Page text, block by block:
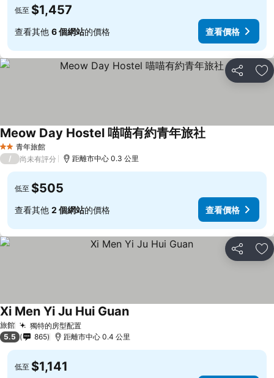
低至 $1,457
查看其他 6 個網站的價格 查看價格
分享 加
2 星級青年旅館
Meow Day Hostel 喵喵有約青年旅社
/ 尚未有評分 距離市中心 0.3 公里
低至 $505
查看其他 2 個網站的價格 查看價格
分享 加
旅館 獨特的房型配置
Xi Men Yi Ju Hui Guan
5.5 865 距離市中心 0.4 公里
低至 $1,141